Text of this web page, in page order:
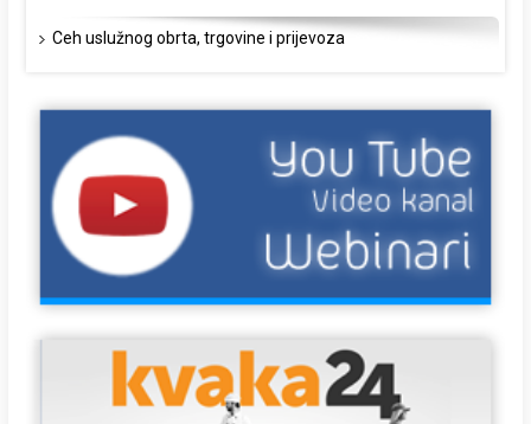
Ceh uslužnog obrta, trgovine i prijevoza